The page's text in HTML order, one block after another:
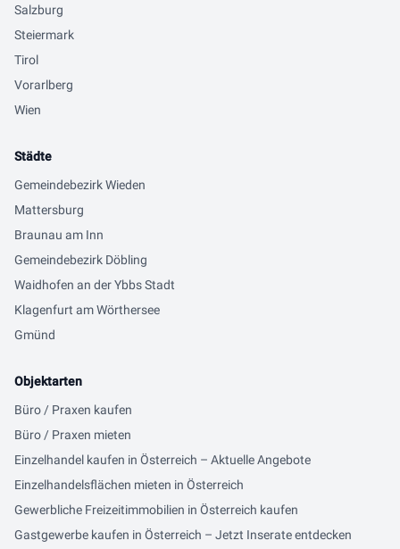
Salzburg
Steiermark
Tirol
Vorarlberg
Wien
Städte
Gemeindebezirk Wieden
Mattersburg
Braunau am Inn
Gemeindebezirk Döbling
Waidhofen an der Ybbs Stadt
Klagenfurt am Wörthersee
Gmünd
Objektarten
Büro / Praxen kaufen
Büro / Praxen mieten
Einzelhandel kaufen in Österreich – Aktuelle Angebote
Einzelhandelsflächen mieten in Österreich
Gewerbliche Freizeitimmobilien in Österreich kaufen
Gastgewerbe kaufen in Österreich – Jetzt Inserate entdecken